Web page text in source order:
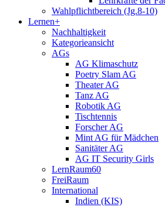
Wahlpflichtbereich (Jg.8-10)
Lernen+
Nachhaltigkeit
Kategorieansicht
AGs
AG Klimaschutz
Poetry Slam AG
Theater AG
Tanz AG
Robotik AG
Tischtennis
Forscher AG
Mint AG für Mädchen
Sanitäter AG
AG IT Security Girls
LernRaum60
FreiRaum
International
Indien (KIS)